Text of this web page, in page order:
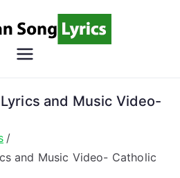
Song
Christian Lyrics Online!
and Music Video-
and Music Video- Catholic